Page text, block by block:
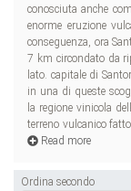
conosciuta anche
enorme eruzione
conseguenza, ora
7 km circondato da
lato. capitale di
in una di queste
la regione vinicola
terreno vulcanico
Read more
Ordina secondo